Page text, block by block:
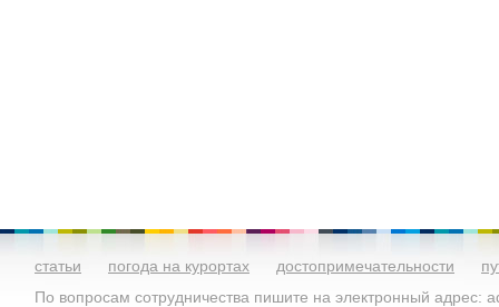
статьи погода на курортах достопримечательности
По вопросам сотрудничества пишите на электронный адрес: